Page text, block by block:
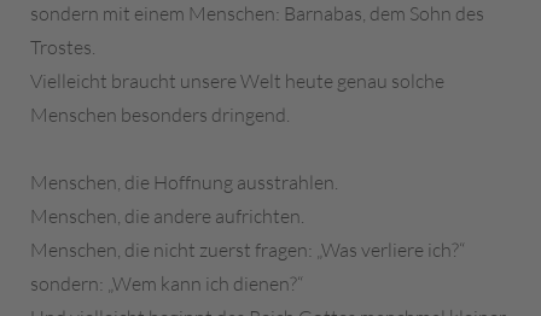
sondern mit einem Menschen: Barnabas, dem Sohn des
Trostes.
Vielleicht braucht unsere Welt heute genau solche
Menschen besonders dringend.
Menschen, die Hoffnung ausstrahlen.
Menschen, die andere aufrichten.
Menschen, die nicht zuerst fragen: „Was verliere ich?“
sondern: „Wem kann ich dienen?“